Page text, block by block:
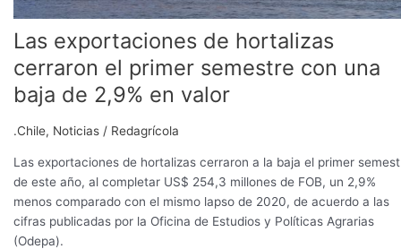
Las exportaciones de hortalizas
cerraron el primer semestre con una
baja de 2,9% en valor
.Chile, Noticias / Redagrícola
Las exportaciones de hortalizas cerraron a la baja el primer
de este año, al completar US$ 254,3 millones de FOB, un 2,9%
menos comparado con el mismo lapso de 2020, de acuerdo a las
cifras publicadas por la Oficina de Estudios y Políticas Agrarias
(Odepa).
en
valor